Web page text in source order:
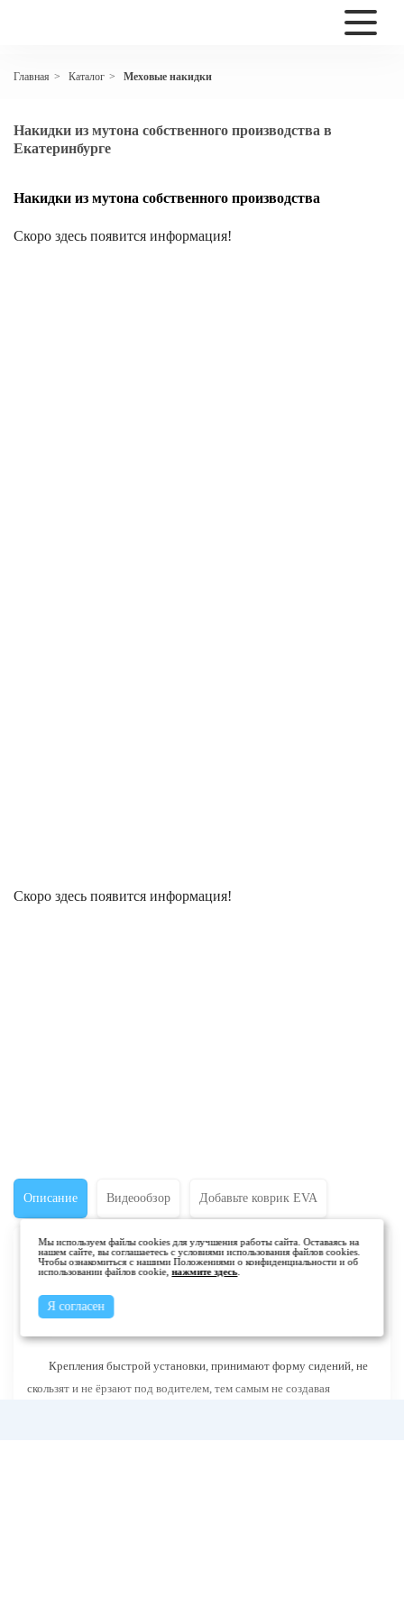
Главная > Каталог > Меховые накидки
Накидки из мутона собственного производства в
Екатеринбурге
Накидки из мутона собственного производства
Скоро здесь появится информация!
Скоро здесь появится информация!
Описание Видеообзор Добавьте коврик EVA
любого автомобиля. Мех овчины сохраняет тепло, впитывает влагу
Крепления быстрой установки, принимают форму сидений, не
скользят и не ёрзают под водителем, тем самым не создавая
Мы используем файлы cookies для улучшения работы сайта. Оставаясь на
нашем сайте, вы соглашаетесь с условиями использования файлов cookies.
Чтобы ознакомиться с нашими Положениями о конфиденциальности и об
использовании файлов cookie,нажмите здесь.
Я согласен